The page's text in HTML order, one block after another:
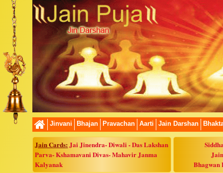
Jinvani Bhajan Pravachan Aarti Jain Darshan
Jain Cards: Jai Jinendra-Diwali-Das Lakshan
Parva-Kshamavani Divas-Mahavir Janma
Kalyanak
Bhagwan